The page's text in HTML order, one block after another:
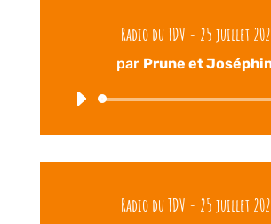
Radio du TDV - 25 juillet
par Prune et
Lecteur
Radio du TDV - 25 juillet